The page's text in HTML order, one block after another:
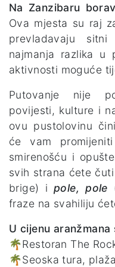
Na Zanzibaru
Ova mjesta su raj
prevladavaju
najmanja razlika u
aktivnosti moguće
Putovanje nije
povijesti, kulture i
ovu pustolovinu
će vam
smirenošću i
svih strana ćete
brige) i pole, pole
fraze na svahiliju
U cijenu
🌴Restoran The
🌴Seoska tura,